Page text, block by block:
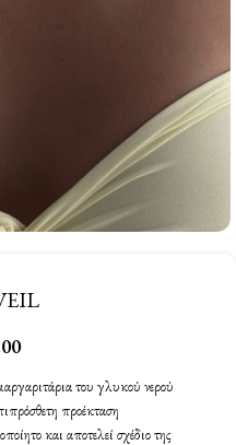
του γλυκού νερού
προέκταση
και αποτελεί σχέδιο της